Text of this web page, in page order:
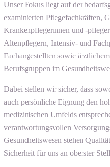
Unser Fokus liegt auf der
examinierten Pflegefachkräften,
Krankenpflegerinnen und -
Altenpflegern, Intensiv- und
Fachangestellten sowie
Berufsgruppen im
Dabei stellen wir sicher, dass
auch persönliche Eignung den
medizinischen Umfelds
verantwortungsvollen
Gesundheitswesen stehen
Sicherheit für uns an oberster